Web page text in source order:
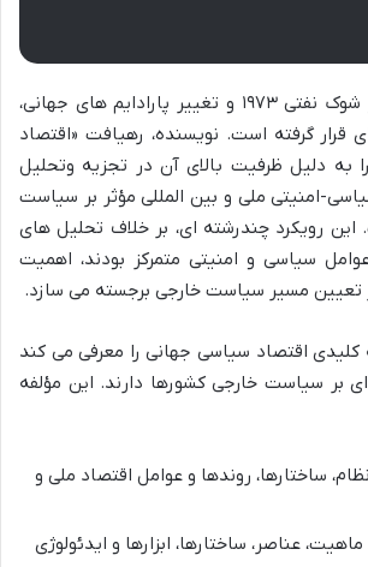
این رهیافت، پس از شوک نفتی ۱۹۷۳ و تغییر پارادایم های جهانی،
قرار گرفته است. نویسنده، رهیافت «اقتصاد
به دلیل ظرفیت بالای آن در تجزیه وتحلیل
امنیتی ملی و بین المللی مؤثر بر سیاست
این رویکرد چندرشته ای، بر خلاف تحلیل های
سیاسی و امنیتی متمرکز بودند، اهمیت
تعیین مسیر سیاست خارجی برجسته می سازد.
اقتصاد سیاسی جهانی را معرفی می کند
بر سیاست خارجی کشورها دارند. این مؤلفه
ساختارها، روندها و عوامل اقتصاد ملی و
عناصر، ساختارها، ابزارها و ایدئولوژی